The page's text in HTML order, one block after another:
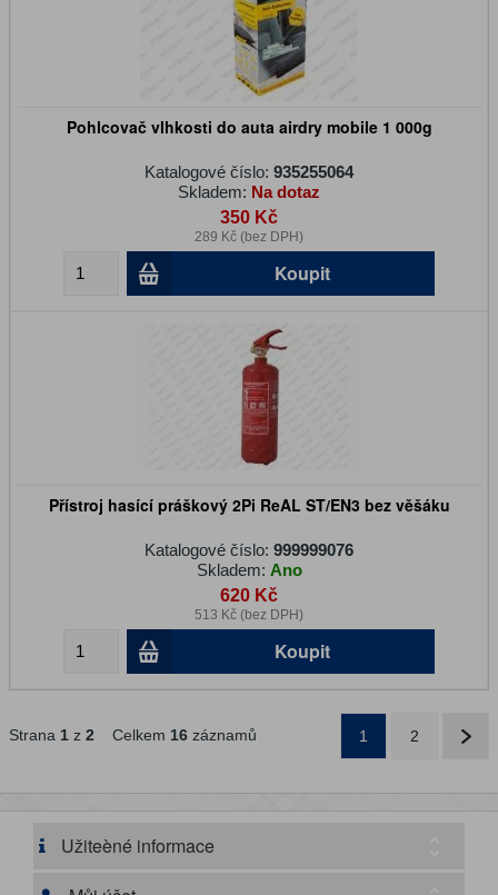
Pohlcovač vlhkosti do auta airdry mobile 1 000g
Katalogové číslo: 935255064
Skladem: Na dotaz
350 Kč
289 Kč (bez DPH)
Koupit
Přístroj hasící práškový 2Pi ReAL ST/EN3 bez věšáku
Katalogové číslo: 999999076
Skladem: Ano
620 Kč
513 Kč (bez DPH)
Koupit
Strana 1 z 2 Celkem 16 záznamů 1 2
Užiteèné informace